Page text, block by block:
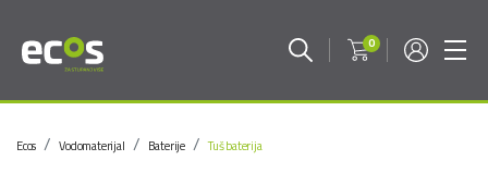
0
Ecos Vodomaterijal Baterije Tuš baterija